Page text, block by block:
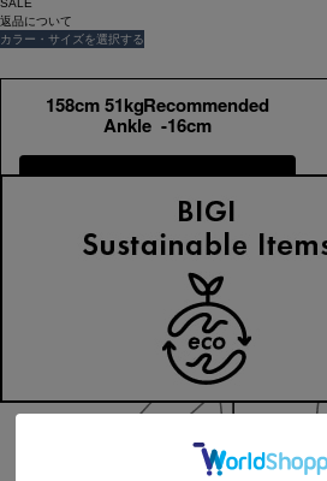
SALE
返品について
カラー・サイズを選択する
158cm 51kgRecommended
Ankle -16cm
Find out more on your body type